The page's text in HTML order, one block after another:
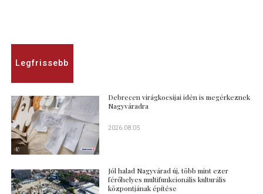
Legfrissebb
Debrecen virágkocsijai idén is megérkeznek
Nagyváradra
2026.08.05
Jól halad Nagyvárad új, több mint ezer
férőhelyes multifunkcionális kulturális
központjának építése